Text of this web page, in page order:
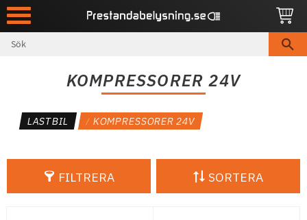
Meny
KOMPRESSORER 24V
LASTBIL KOMPRESSORER 24V
FILTRERA SORTERA